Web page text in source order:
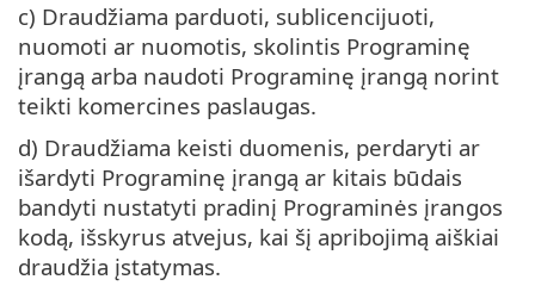
c) Draudžiama parduoti, sublicencijuoti,
nuomoti ar nuomotis, skolintis Programinę
įrangą arba naudoti Programinę įrangą norint
teikti komercines paslaugas.
d) Draudžiama keisti duomenis, perdaryti ar
išardyti Programinę įrangą ar kitais būdais
bandyti nustatyti pradinį Programinės įrangos
kodą, išskyrus atvejus, kai šį apribojimą aiškiai
draudžia įstatymas.